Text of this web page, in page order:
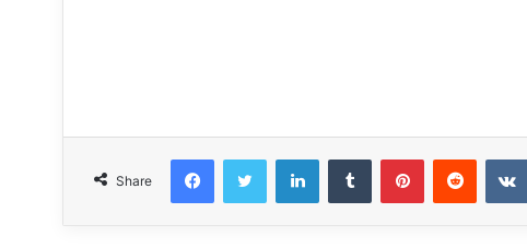
Share
FacebookTwitterLinkedInTumblrPinterestReddit